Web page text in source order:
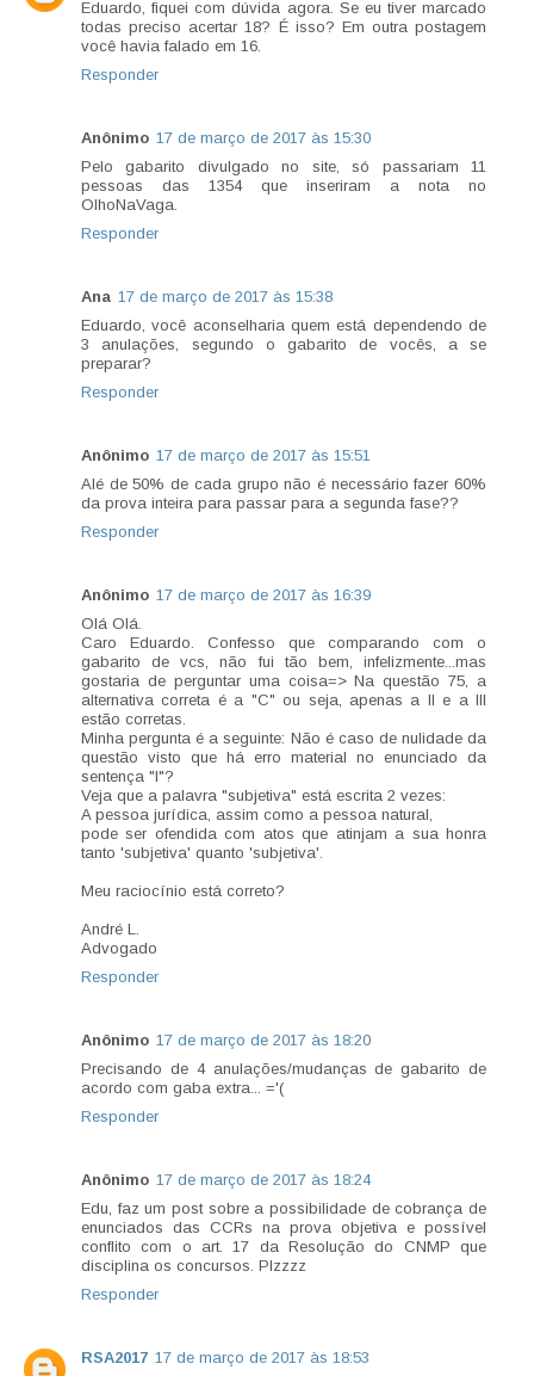
Eduardo, fiquei com dúvida agora. Se eu tiver marcado
todas preciso acertar 18? É isso? Em outra postagem
você havia falado em 16.
Responder
Anônimo 17 de março de 2017 às 15:30
Pelo gabarito divulgado no site, só passariam 11
pessoas das 1354 que inseriram a nota no
OlhoNaVaga.
Responder
Ana 17 de março de 2017 às 15:38
Eduardo, você aconselharia quem está dependendo de
3 anulações, segundo o gabarito de vocês, a se
preparar?
Responder
Anônimo 17 de março de 2017 às 15:51
Alé de 50% de cada grupo não é necessário fazer 60%
da prova inteira para passar para a segunda fase??
Responder
Anônimo 17 de março de 2017 às 16:39
Olá Olá.
Caro Eduardo. Confesso que comparando com o
gabarito de vcs, não fui tão bem, infelizmente...mas
gostaria de perguntar uma coisa=> Na questão 75, a
alternativa correta é a "C" ou seja, apenas a II e a III
estão corretas.
Minha pergunta é a seguinte: Não é caso de nulidade da
questão visto que há erro material no enunciado da
sentença "I"?
Veja que a palavra "subjetiva" está escrita 2 vezes:
A pessoa jurídica, assim como a pessoa natural,
pode ser ofendida com atos que atinjam a sua honra
tanto 'subjetiva' quanto 'subjetiva'.
Meu raciocínio está correto?
André L.
Advogado
Responder
Anônimo 17 de março de 2017 às 18:20
Precisando de 4 anulações/mudanças de gabarito de
acordo com gaba extra... ='(
Responder
Anônimo 17 de março de 2017 às 18:24
Edu, faz um post sobre a possibilidade de cobrança de
enunciados das CCRs na prova objetiva e possível
conflito com o art. 17 da Resolução do CNMP que
disciplina os concursos. Plzzzz
Responder
RSA2017 17 de março de 2017 às 18:53